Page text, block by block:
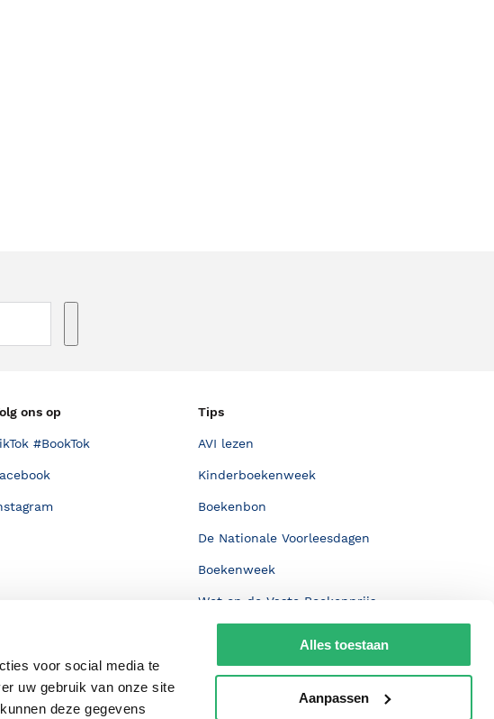
voor social media te
uw gebruik van onze site
deze gegevens
Alles toestaan
Aanpassen
ons op
#BookTok
Tips
AVI lezen
Kinderboekenweek
Boekenbon
De Nationale Voorleesdagen
Boekenweek
Wet op de Vaste Boekenprijs